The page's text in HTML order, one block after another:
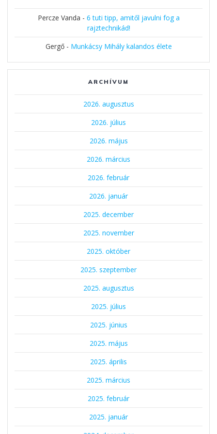
Percze Vanda - 6 tuti tipp, amitől javulni fog a
rajztechnikád!
Gergő- Munkácsy Mihály kalandos élete
ARCHÍVUM
2026. augusztus
2026. július
2026. május
2026. március
2026. február
2026. január
2025. december
2025. november
2025. október
2025. szeptember
2025. augusztus
2025. július
2025. június
2025. május
2025. április
2025. március
2025. február
2025. január